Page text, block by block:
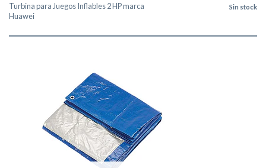
Turbina para Juegos Inflables 2 HP marca
Huawei
Sin stock